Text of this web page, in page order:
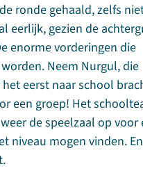
ronde gehaald, zelfs
eerlijk, gezien de
enorme vorderingen die
Neem Nurgul, die
eerst naar school
een groep! Het
de speelzaal op voor
niveau mogen vinden.